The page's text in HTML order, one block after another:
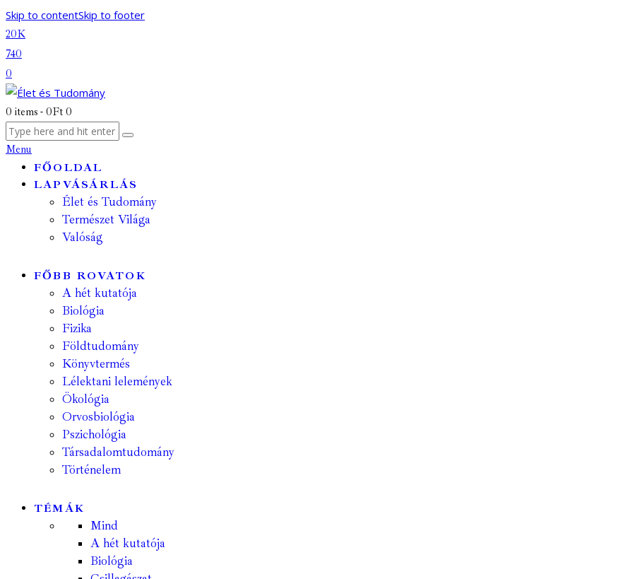
Skip to contentSkip to footer
20K
740
0
0 items - 0Ft 0
Menu
FŐOLDAL
LAPVÁSÁRLÁS
Élet és Tudomány
Természet Világa
Valóság
FŐBB ROVATOK
A hét kutatója
Biológia
Fizika
Földtudomány
Könyvtermés
Lélektani lelemények
Ökológia
Orvosbiológia
Pszichológia
Társadalomtudomány
Történelem
TÉMÁK
Mind
A hét kutatója
Biológia